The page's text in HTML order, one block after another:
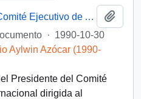
[Carta del Presidente del Comité Ejecutivo de Amnistía Internacional dirigida al Presidente Patricio Aylwin]
· 1990-10-30
Aylwin Azócar (1990-
Presidente del Comité
dirigida al